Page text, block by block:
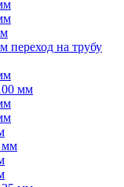
переход на трубу
мм
мм